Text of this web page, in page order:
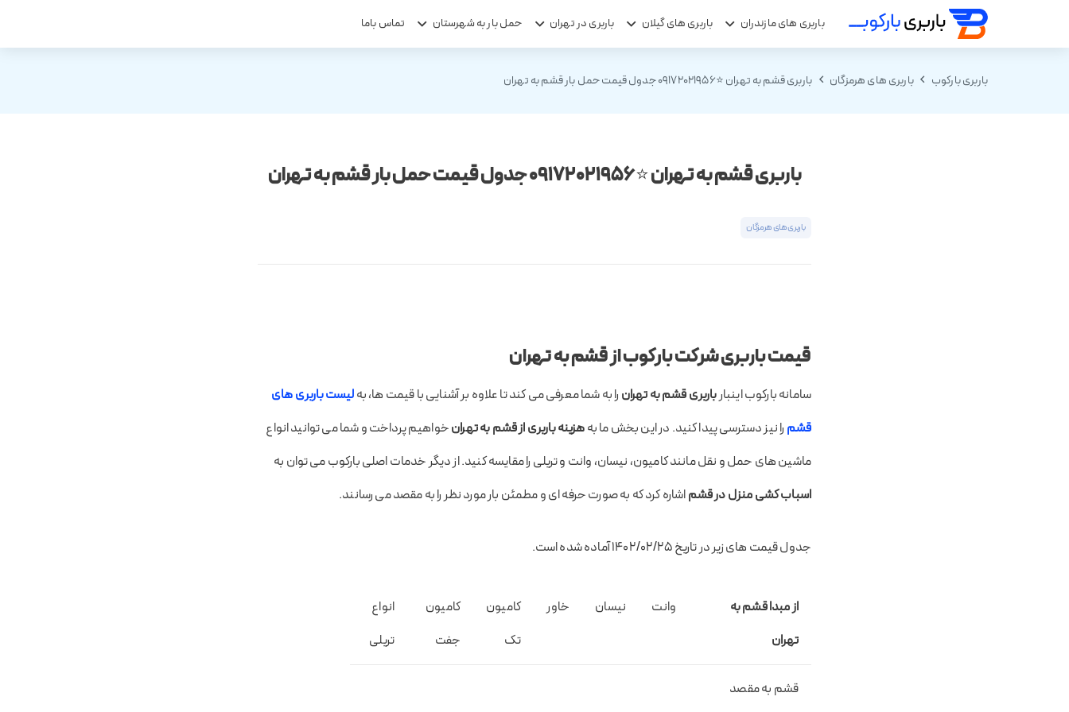
باربری های مازندران باربری های گیلان باربری در تهران حمل بار به شهرستان تماس باما
باربری بارکوب باربری های هرمزگان باربری قشم به تهران ⭐️09172021956 جدول قیمت حمل بار قشم به تهران
باربری قشم به تهران ⭐️09172021956 جدول قیمت حمل بار قشم به تهران
باربری های هرمزگان
قیمت باربری شرکت بارکوب از قشم به تهران
سامانه بارکوب اینبارباربری قشم به تهران را به شما معرفی می کند تا علاوه بر آشنایی با قیمت ها، بهلیست باربری های
قشم را نیز دسترسی پیدا کنید. در این بخش ما بههزینه باربری از قشم به تهرانخواهیم پرداخت و شما می توانید انواع
ماشین های حمل و نقل مانند کامیون، نیسان، وانت و تریلی را مقایسه کنید. از دیگر خدمات اصلی بارکوب می توان به
اسباب کشی منزل در قشماشاره کرد که به صورت حرفه ای و مطمئن بار مورد نظر را به مقصد می رسانند.
جدول قیمت های زیر در تاریخ ۱۴۰۲/۰۲/۲۵ آماده شده است.
از مبدا قشم به
تهران
وانت نیسان خاور
کامیون
تک
کامیون
جفت
انواع
تریلی
قشم به مقصد